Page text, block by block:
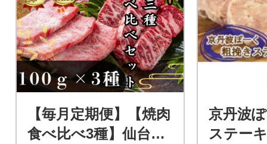
【毎月定期便】【焼肉
食べ比べ3種】仙台牛
京丹波
ステー